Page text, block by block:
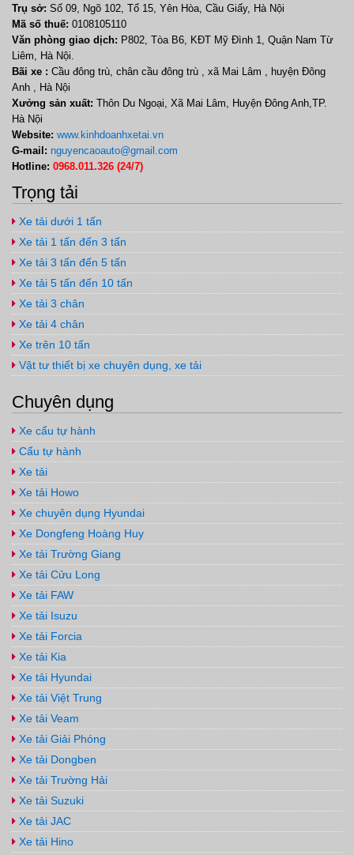
Trụ sở: Số 09, Ngõ 102, Tổ 15, Yên Hòa, Cầu Giấy, Hà Nội
Mã số thuế: 0108105110
Văn phòng giao dịch: P802, Tòa B6, KĐT Mỹ Đình 1, Quận Nam Từ
Liêm, Hà Nội.
Bãi xe : Cầu đông trù, chân cầu đông trù , xã Mai Lâm , huyện Đông
Anh , Hà Nội
Xưởng sản xuất: Thôn Du Ngoại, Xã Mai Lâm, Huyện Đông Anh,TP.
Hà Nội
Website: www.kinhdoanhxetai.vn
G-mail: nguyencaoauto@gmail.com
Hotline: 0968.011.326 (24/7)
Trọng tải
Xe tải dưới 1 tấn
Xe tải 1 tấn đến 3 tấn
Xe tải 3 tấn đến 5 tấn
Xe tải 5 tấn đến 10 tấn
Xe tải 3 chân
Xe tải 4 chân
Xe trên 10 tấn
Vật tư thiết bị xe chuyên dụng, xe tải
Chuyên dụng
Xe cẩu tự hành
Cẩu tự hành
Xe tải
Xe tải Howo
Xe chuyên dụng Hyundai
Xe Dongfeng Hoàng Huy
Xe tải Trường Giang
Xe tải Cửu Long
Xe tải FAW
Xe tải Isuzu
Xe tải Forcia
Xe tải Kia
Xe tải Hyundai
Xe tải Việt Trung
Xe tải Veam
Xe tải Giải Phóng
Xe tải Dongben
Xe tải Trường Hải
Xe tải Suzuki
Xe tải JAC
Xe tải Hino